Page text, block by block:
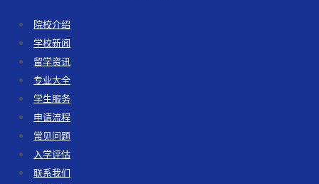
院校介绍
学校新闻
留学资讯
专业大全
学生服务
申请流程
常见问题
入学评估
联系我们